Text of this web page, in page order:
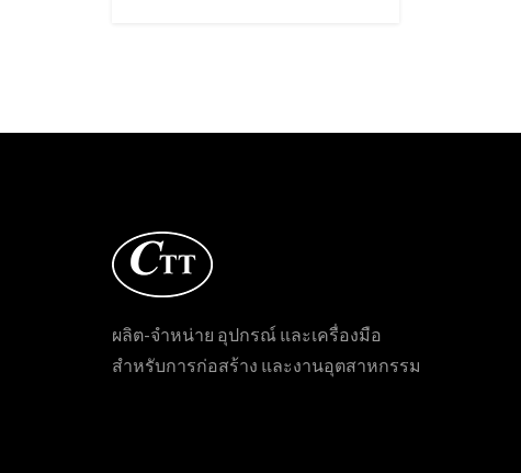
ผลิต-จำหน่าย อุปกรณ์ และเครื่องมือ
สำหรับการก่อสร้าง และงานอุตสาหกรรม